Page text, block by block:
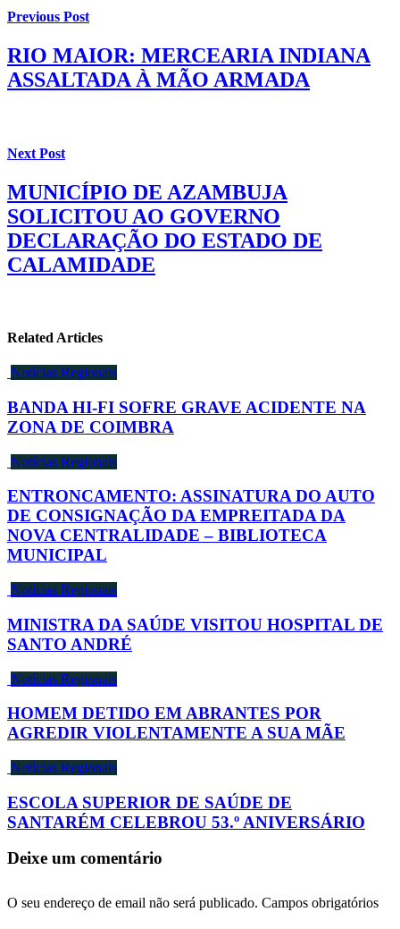
Previous Post
RIO MAIOR: MERCEARIA INDIANA
ASSALTADA À MÃO ARMADA
Next Post
MUNICÍPIO DE AZAMBUJA
SOLICITOU AO GOVERNO
DECLARAÇÃO DO ESTADO DE
CALAMIDADE
Related Articles
Notícias Regionais
BANDA HI-FI SOFRE GRAVE ACIDENTE NA
ZONA DE COIMBRA
Notícias Regionais
ENTRONCAMENTO: ASSINATURA DO AUTO
DE CONSIGNAÇÃO DA EMPREITADA DA
NOVA CENTRALIDADE – BIBLIOTECA
MUNICIPAL
Notícias Regionais
MINISTRA DA SAÚDE VISITOU HOSPITAL DE
SANTO ANDRÉ
Notícias Regionais
HOMEM DETIDO EM ABRANTES POR
AGREDIR VIOLENTAMENTE A SUA MÃE
Notícias Regionais
ESCOLA SUPERIOR DE SAÚDE DE
SANTARÉM CELEBROU 53.º ANIVERSÁRIO
Deixe um comentário
O seu endereço de email não será publicado. Campos obrigatórios